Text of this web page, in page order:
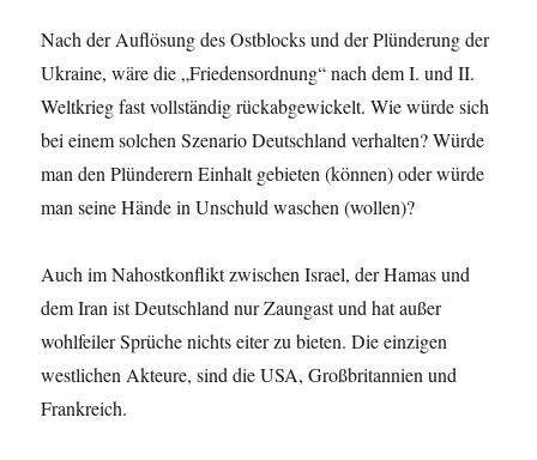
Nach der Auflösung des Ostblocks und der Plünderung der
Ukraine, wäre die „Friedensordnung“ nach dem I. und II.
Weltkrieg fast vollständig rückabgewickelt. Wie würde sich
bei einem solchen Szenario Deutschland verhalten? Würde
man den Plünderern Einhalt gebieten (können) oder würde
man seine Hände in Unschuld waschen (wollen)?
Auch im Nahostkonflikt zwischen Israel, der Hamas und
dem Iran ist Deutschland nur Zaungast und hat außer
wohlfeiler Sprüche nichts eiter zu bieten. Die einzigen
westlichen Akteure, sind die USA, Großbritannien und
Frankreich.